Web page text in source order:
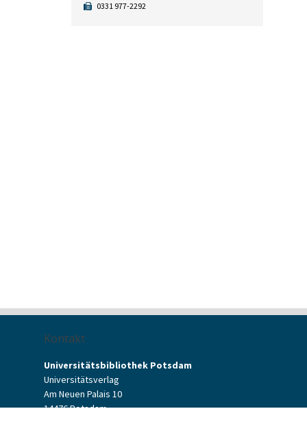
0331 977-2292
Kontakt
Universitätsbibliothek Potsdam
Universitätsverlag
Am Neuen Palais 10
14476 Potsdam